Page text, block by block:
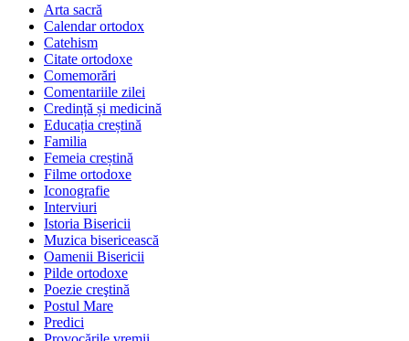
Arta sacră
Calendar ortodox
Catehism
Citate ortodoxe
Comemorări
Comentariile zilei
Credință și medicină
Educația creștină
Familia
Femeia creștină
Filme ortodoxe
Iconografie
Interviuri
Istoria Bisericii
Muzica bisericească
Oamenii Bisericii
Pilde ortodoxe
Poezie creştină
Postul Mare
Predici